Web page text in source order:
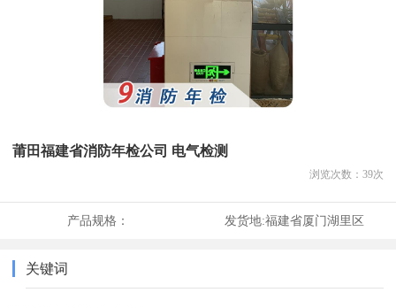
莆田福建省消防年检公司 电气检测
浏览次数： 39次
产品规格： 发货地:福建省厦门湖里区
关键词